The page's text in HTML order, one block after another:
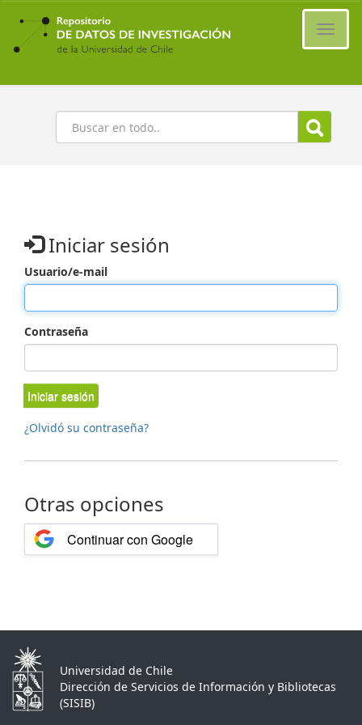
Ir
contenido
principal
Buscar
Iniciar sesión
Usuario/e-mail
Contraseña
Iniciar sesión
¿Olvidó su contraseña?
Otras opciones
Continuar con Google
Universidad de Chile
Dirección de Servicios de Información y Bibliotecas
(SISIB)